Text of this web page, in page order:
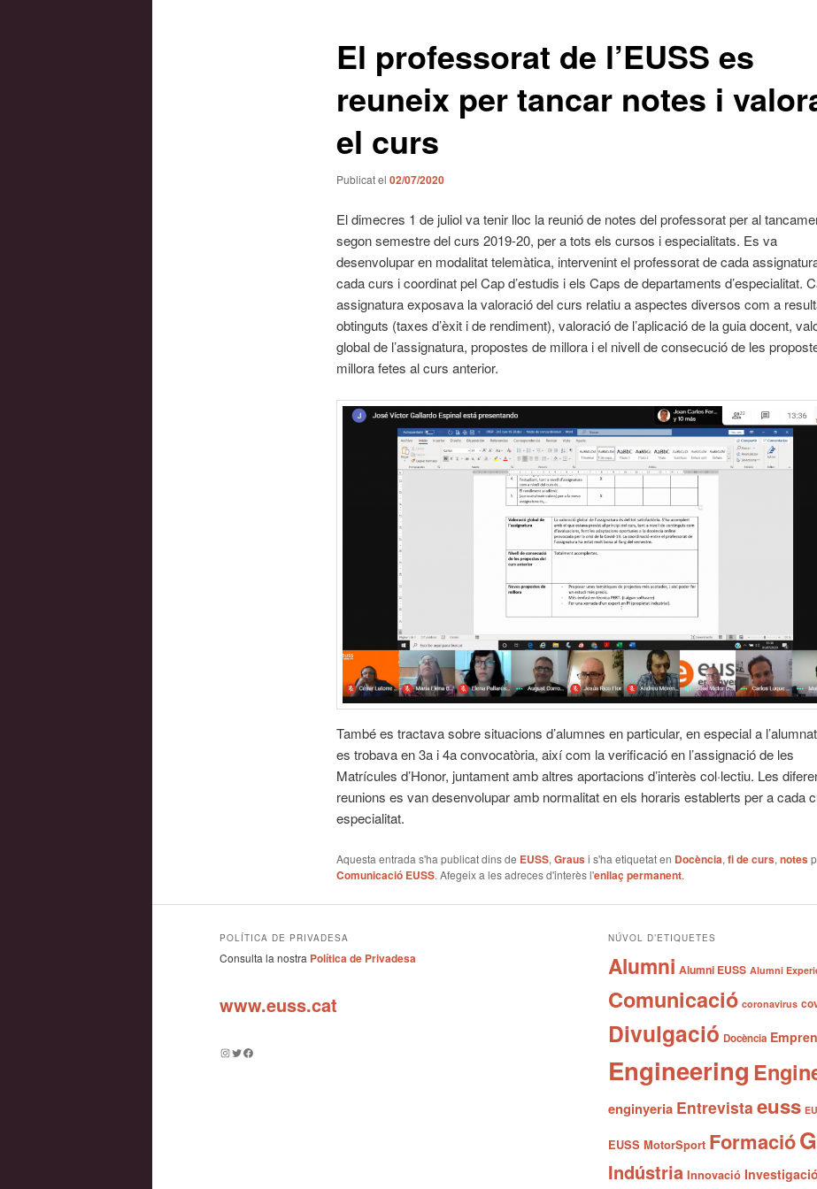
El professorat de l’EUSS es
reuneix per tancar notes i
el curs
Publicat el 02/07/2020
El dimecres 1 de juliol va tenir lloc la reunió de notes del professorat per al
segon semestre del curs 2019-20, per a tots els cursos i especialitats. Es va
desenvolupar en modalitat telemàtica, intervenint el professorat de cada
cada curs i coordinat pel Cap d’estudis i els Caps de departaments d’especialitat.
assignatura exposava la valoració del curs relatiu a aspectes diversos com a
obtinguts (taxes d’èxit i de rendiment), valoració de l’aplicació de la guia docent,
global de l’assignatura, propostes de millora i el nivell de consecució de les
millora fetes al curs anterior.
També es tractava sobre situacions d’alumnes en particular, en especial a
es trobava en 3a i 4a convocatòria, així com la verificació en l’assignació de les
Matrícules d’Honor, juntament amb altres aportacions d’interès col·lectiu. Les
reunions es van desenvolupar amb normalitat en els horaris establerts per a cada
especialitat.
Aquesta entrada s'ha publicat dins de EUSS, Grausi s'ha etiquetat en Docència, fi de curs, notes
Comunicació EUSS. Afegeix a les adreces d'interès l'enllaç permanent.
POLÍTICA DE PRIVADESA
Consulta la nostra Política de Privadesa
www.euss.cat
Instagram
TwitterFacebook
NÚVOL D’ETIQUETES
Alumni Alumni EUSS Alumni
Comunicació coronavirus
Divulgació Docència
Engineering
enginyeria Entrevista euss
EUSS MotorSport Formació
Indústria Innovació Investigació